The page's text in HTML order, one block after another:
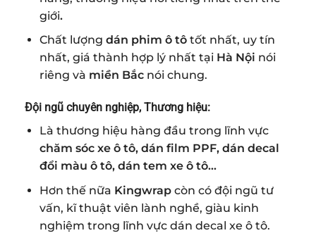
giới.
Chất lượng dán phim ô tôtốt nhất, uy tín
nhất, giá thành hợp lý nhất tạiHà Nội nói
riêng và miền Bắcnói chung.
Đội ngũ chuyên nghiệp, Thương hiệu:
Là thương hiệu hàng đầu trong lĩnh vực
chăm sóc xe ô tô, dán film PPF, dán decal
đổi màu ô tô, dán tem xe ô tô…
Hơn thế nữa Kingwrapcòn có đội ngũ tư
vấn, kĩ thuật viên lành nghề, giàu kinh
nghiệm trong lĩnh vực dán decal xe ô tô.